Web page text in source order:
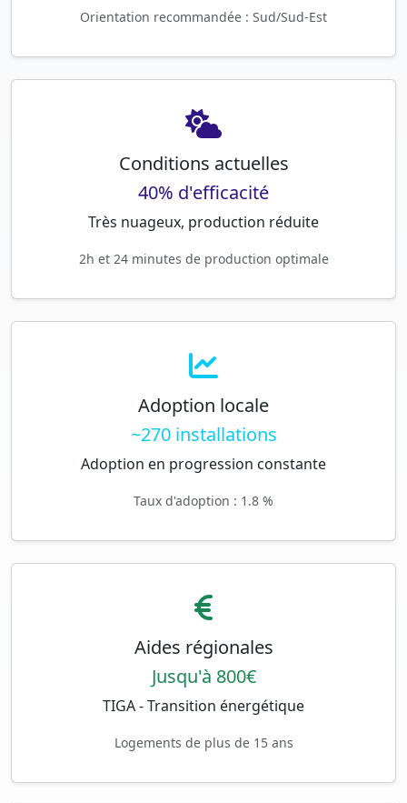
Orientation recommandée : Sud/Sud-Est
Conditions actuelles
40% d'efficacité
Très nuageux, production réduite
2h et 24 minutes de production optimale
Adoption locale
~270 installations
Adoption en progression constante
Taux d'adoption : 1.8 %
Aides régionales
Jusqu'à 800€
TIGA - Transition énergétique
Logements de plus de 15 ans